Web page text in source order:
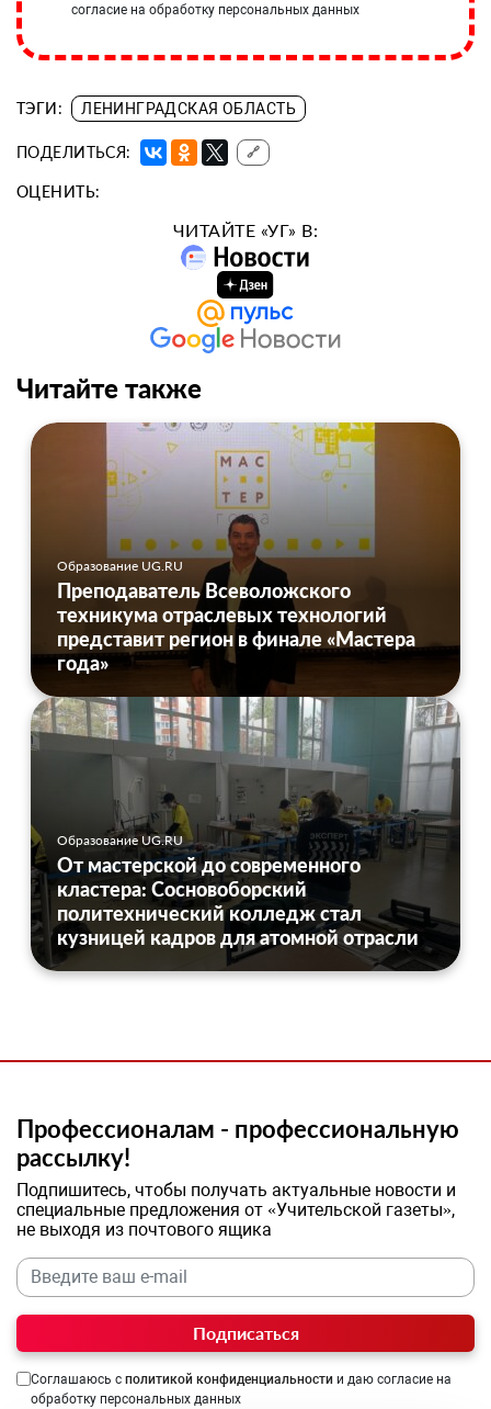
согласие на обработку персональных данных
ТЭГИ: ЛЕНИНГРАДСКАЯ ОБЛАСТЬ
ПОДЕЛИТЬСЯ: 🔗
ОЦЕНИТЬ:
ЧИТАЙТЕ «УГ» В:
Читайте также
Образование UG.RU
Преподаватель Всеволожского
техникума отраслевых технологий
представит регион в финале «Мастера
года»
Образование UG.RU
От мастерской до современного
кластера: Сосновоборский
политехнический колледж стал
кузницей кадров для атомной отрасли
Профессионалам - профессиональную
рассылку!
Подпишитесь, чтобы получать актуальные новости и
специальные предложения от «Учительской газеты»,
не выходя из почтового ящика
Подписаться
Соглашаюсь с политикой конфиденциальности и даю согласие на
обработку персональных данных